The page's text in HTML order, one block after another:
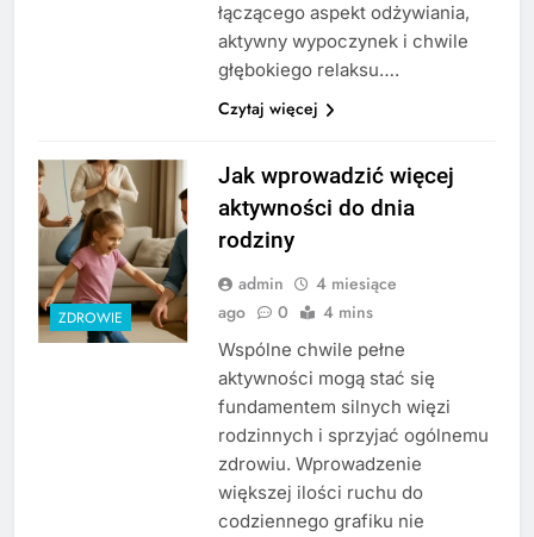
łączącego aspekt odżywiania,
aktywny wypoczynek i chwile
głębokiego relaksu….
Czytaj więcej
ZDROWIE
Jak wprowadzić więcej
aktywności do dnia
rodziny
admin
4 miesiące
ago
0 4 mins
Wspólne chwile pełne
aktywności mogą stać się
fundamentem silnych więzi
rodzinnych i sprzyjać ogólnemu
zdrowiu. Wprowadzenie
większej ilości ruchu do
codziennego grafiku nie